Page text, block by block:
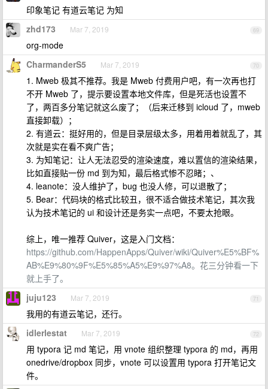
印象笔记 有道云笔记 为知
69
zhd173 Mar 7, 2019
org-mode
70
CharmanderS5 Mar 7, 2019
1. Mweb 极其不推荐。我是 Mweb 付费用户吧，有一次再也打
不开 Mweb 了，提示要设置本地文件库，但是死活也设置不
了，两百多分笔记就这么废了；（后来迁移到 icloud 了，mweb
直接卸载）；
2. 有道云：挺好用的，但是目录层级太多，用着用着就乱了，其
次就是实在看不爽广告；
3. 为知笔记：让人无法忍受的渲染速度，难以置信的渲染结果，
比如直接贴一份 md 到为知，最后格式惨不忍睹；、
4. leanote：没人维护了，bug 也没人修，可以退散了；
5. Bear：代码块的格式比较丑，很不适合做技术笔记，其次我
认为技术笔记的 ui 和设计还是务实一点吧，不要太抢眼。
综上，唯一推荐 Quiver，这是入门文档：
https://github.com/HappenApps/Quiver/wiki/Quiver%E5%BF%
AB%E9%80%9F%E5%85%A5%E9%97%A8。花三分钟看一下
就上手了。
71
juju123 Mar 7, 2019
我用的有道云笔记，还行。
72
idlerlestat Mar 7, 2019
用 typora 记 md 笔记，用 vnote 组织整理 typora 的 md，再用
onedrive/dropbox 同步，vnote 可以设置用 typora 打开笔记文
件。